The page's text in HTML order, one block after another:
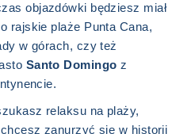
objazdówki będziesz miał
rajskie plaże Punta Cana,
w górach, czy też
Santo Domingo z
relaksu na plaży,
zanurzyć się w historii